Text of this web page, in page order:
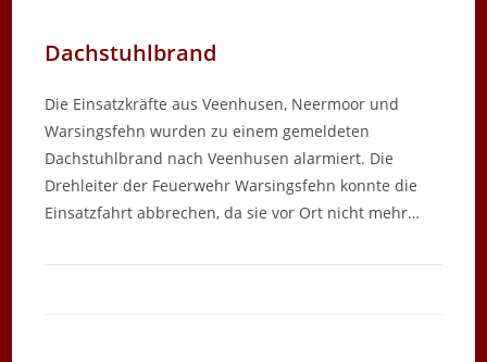
Dachstuhlbrand
Die Einsatzkräfte aus Veenhusen, Neermoor und
Warsingsfehn wurden zu einem gemeldeten
Dachstuhlbrand nach Veenhusen alarmiert. Die
Drehleiter der Feuerwehr Warsingsfehn konnte die
Einsatzfahrt abbrechen, da sie vor Ort nicht mehr…